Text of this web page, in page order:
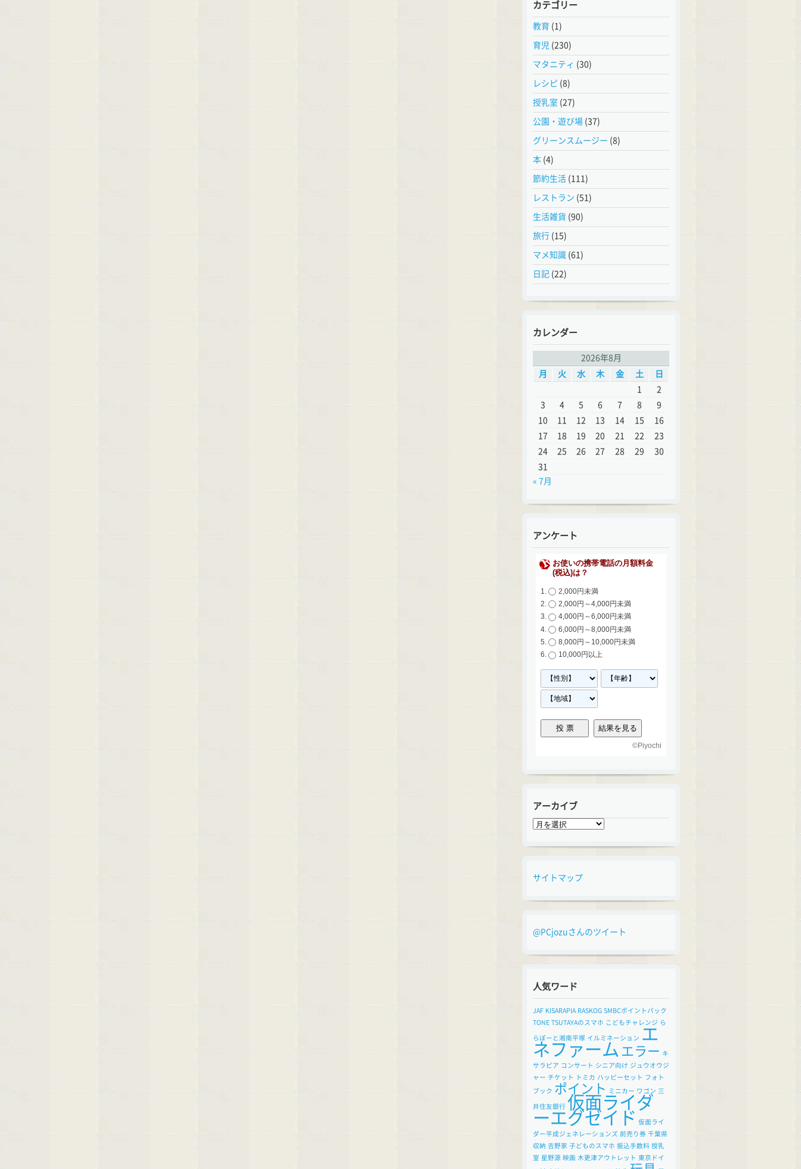
カテゴリー
教育 (1)
育児 (230)
マタニティ (30)
レシピ (8)
授乳室 (27)
公園・遊び場 (37)
グリーンスムージー (8)
本 (4)
節約生活 (111)
レストラン (51)
生活雑貨 (90)
旅行 (15)
マメ知識 (61)
日記 (22)
カレンダー
2026年8月
月
火 水 木 金 土
日
1
2
3
4 5 6 7 8
9
10
11 12 13 14 15
16
17
18 19 20 21 22
23
24
25 26 27 28 29
30
31
« 7月
アンケート
お使いの携帯電話の月額料金
(税込)は？
2,000円未満
2,000円～4,000円未満
4,000円～6,000円未満
6,000円～8,000円未満
8,000円～10,000円未満
10,000円以上
©Piyochi
アーカイブ
ア
カ
サイトマップ
@PCjozuさんのツイート
人気ワード
JAF KISARAPIA RASKOG SMBCポイントパック
TONE TSUTAYAのスマホ こどもチャレンジ ら
らぽーと湘南平塚 イルミネーション エ
ネファーム エラー キ
サラピア コンサート シニア向け ジュウオウジ
ャー チケット トミカ ハッピーセット フォト
ブック ポイント ミニカー ワゴン 三
井住友銀行 仮面ライダ
ーエグゼイド 仮面ライ
ダー平成ジェネレーションズ 前売り券 千葉県
収納 吉野家 子どものスマホ 振込手数料 授乳
室 星野源 映画 木更津アウトレット 東京ドイ